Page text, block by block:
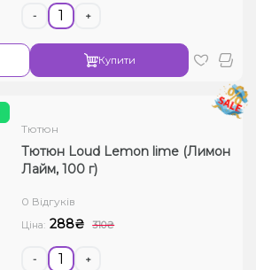
- +
Купити
Тютюн
Тютюн Loud Lemon lime (Лимон
Лайм, 100 г)
0 Відгуків
Ціна: 288₴ 310₴
- +